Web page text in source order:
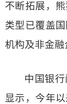
不断拓展，
类型已覆盖
机构及非金融
中国银
显示，今年